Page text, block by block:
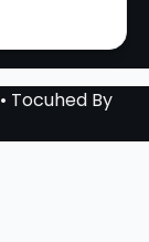
• Tocuhed By